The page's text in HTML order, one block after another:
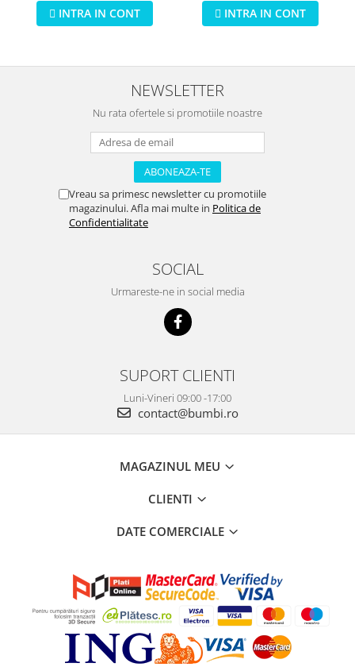
INTRA IN CONT
INTRA IN CONT
NEWSLETTER
Nu rata ofertele si promotiile noastre
Vreau sa primesc newsletter cu promotiile
magazinului. Afla mai multe in Politica de
Confidentialitate
SOCIAL
Urmareste-ne in social media
SUPORT CLIENTI
Luni-Vineri 09:00 -17:00
contact@bumbi.ro
MAGAZINUL MEU
CLIENTI
DATE COMERCIALE